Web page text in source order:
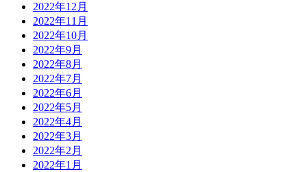
2022年12月
2022年11月
2022年10月
2022年9月
2022年8月
2022年7月
2022年6月
2022年5月
2022年4月
2022年3月
2022年2月
2022年1月